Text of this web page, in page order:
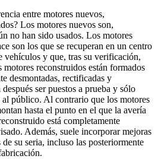
entre motores nuevos,
Los motores nuevos son,
no han sido usados. Los motores
son los que se recuperan en un centro
vehículos y que, tras su verificación,
motores reconstruidos están formados
desmontadas, rectificadas y
ser puestos a prueba y sólo
al público. Al contrario que los motores
hasta el punto en el que la avería
está completamente
Además, suele incorporar mejoras
su seria, incluso las posteriormente